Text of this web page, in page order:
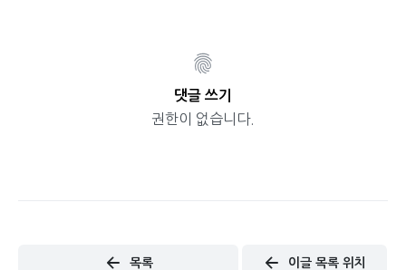
댓글 쓰기
권한이 없습니다.
목록 이글 목록 위치